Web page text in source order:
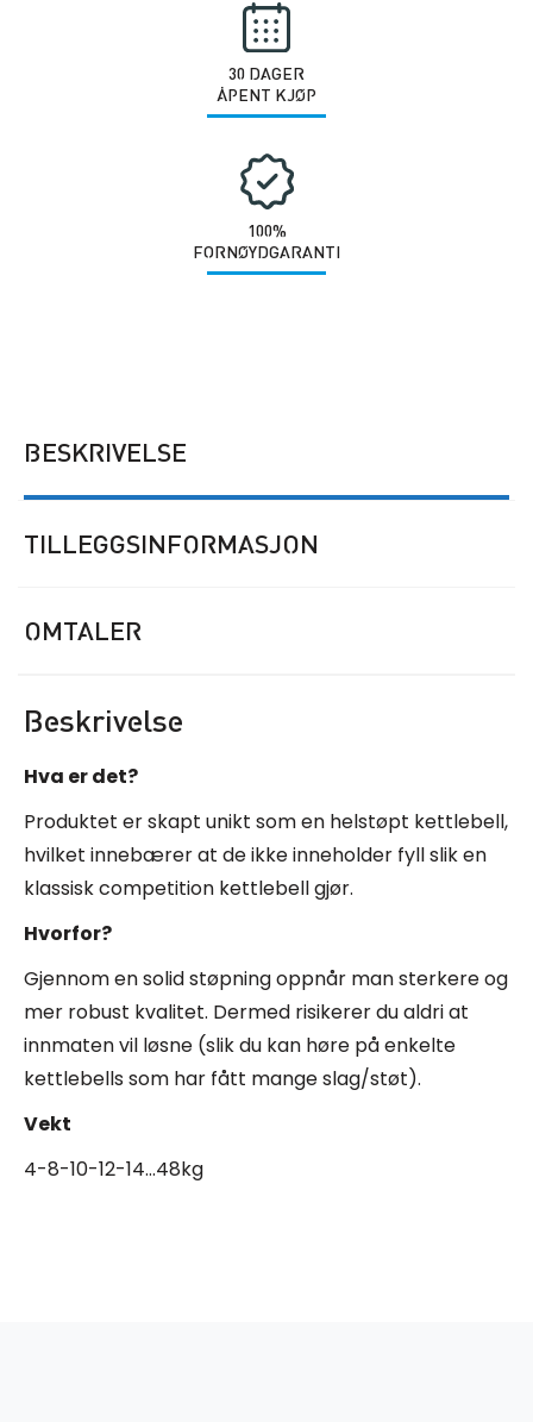
30 DAGER
ÅPENT KJØP
100%
FORNØYDGARANTI
BESKRIVELSE
TILLEGGSINFORMASJON
OMTALER
Beskrivelse
Hva er det?
Produktet er skapt unikt som en helstøpt kettlebell,
hvilket innebærer at de ikke inneholder fyll slik en
klassisk competition kettlebell gjør.
Hvorfor?
Gjennom en solid støpning oppnår man sterkere og
mer robust kvalitet. Dermed risikerer du aldri at
innmaten vil løsne (slik du kan høre på enkelte
kettlebells som har fått mange slag/støt).
Vekt
4-8-10-12-14…48kg